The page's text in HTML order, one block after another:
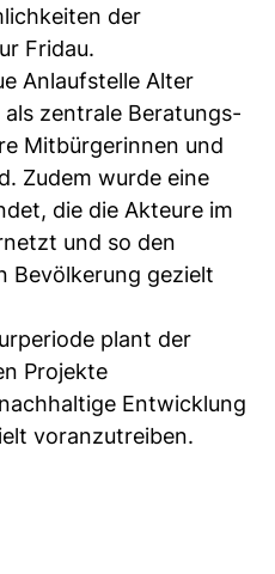
der
Fridau.
Anlaufstelle Alter
zentrale Beratungs-
Mitbürgerinnen und
Zudem wurde eine
die die Akteure im
und so den
Bevölkerung gezielt
plant der
Projekte
Entwicklung
voranzutreiben.